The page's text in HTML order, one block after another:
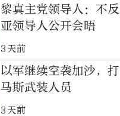
黎真主党领导人：不
亚领导人公开会晤
3天前
以军继续空袭加沙，
马斯武装人员
3天前